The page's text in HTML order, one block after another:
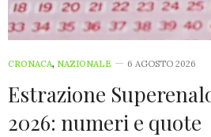
CRONACA, NAZIONALE 6 AGOSTO 2026
Estrazione
2026: numeri e quote